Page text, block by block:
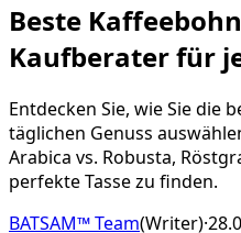
Beste
Kaufberater für
Entdecken Sie, wie Sie die
täglichen Genuss
Arabica vs. Robusta,
perfekte Tasse zu finden.
BATSAM™ Team(Writer)·